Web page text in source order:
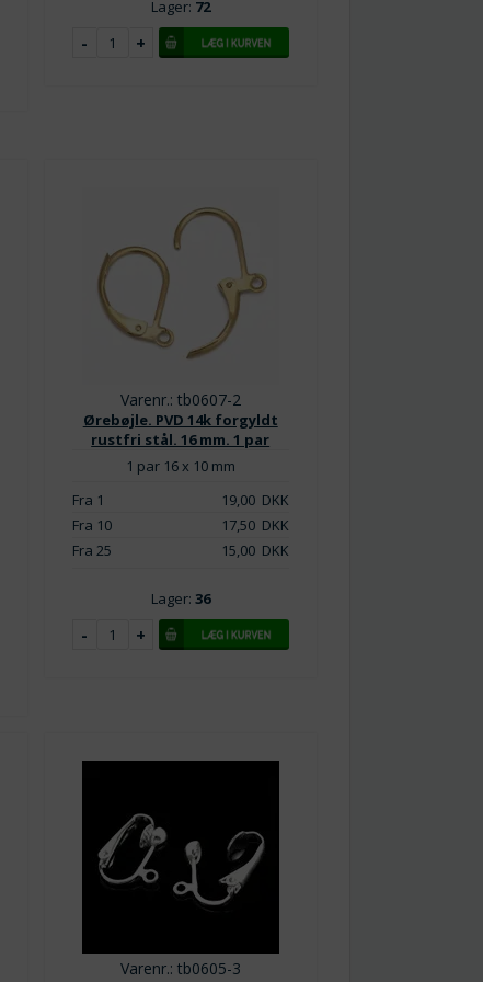
Lager: 72
Varenr.: tb0607-2
Ørebøjle. PVD 14k forgyldt
rustfri stål. 16 mm. 1 par
1 par 16 x 10 mm
Fra 1
19,00DKK
Fra 10
17,50DKK
Fra 25
15,00DKK
Lager: 36
Varenr.: tb0605-3